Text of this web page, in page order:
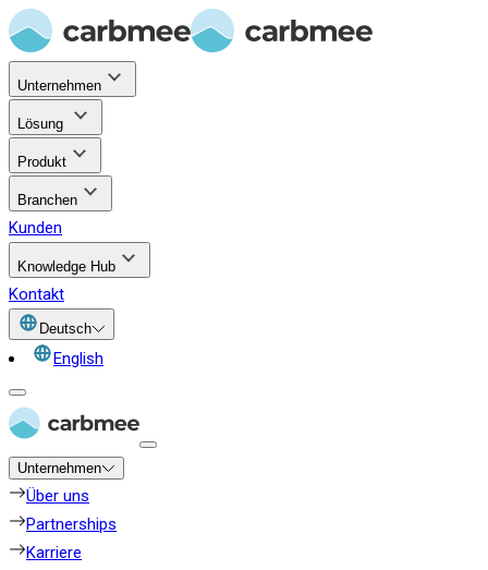
Unternehmen
Lösung
Produkt
Branchen
Kunden
Knowledge Hub
Kontakt
Deutsch
English
Unternehmen
Über uns
Partnerships
Karriere